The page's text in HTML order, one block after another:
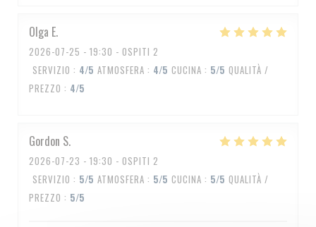
Olga E
2026-07-25 - 19:30 - OSPITI 2
SERVIZIO : 4/5 ATMOSFERA : 4/5 CUCINA : 5/5 QUALITÀ /
PREZZO : 4/5
Gordon S
2026-07-23 - 19:30 - OSPITI 2
SERVIZIO : 5/5 ATMOSFERA : 5/5 CUCINA : 5/5 QUALITÀ /
PREZZO : 5/5